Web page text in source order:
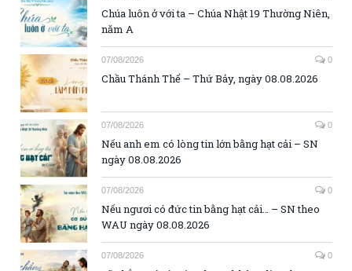
Chúa luôn ở với ta – Chúa Nhật 19 Thường Niên,
năm A
07/08/2026 0
Chầu Thánh Thể – Thứ Bảy, ngày 08.08.2026
07/08/2026 0
Nếu anh em có lòng tin lớn bằng hạt cải – SN
ngày 08.08.2026
07/08/2026 0
Nếu ngươi có đức tin bằng hạt cải… – SN theo
WAU ngày 08.08.2026
07/08/2026 0